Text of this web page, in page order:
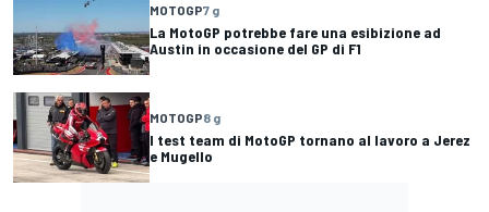
MOTOGP7 g
La MotoGP potrebbe fare una esibizione ad
Austin in occasione del GP di F1
MOTOGP8 g
I test team di MotoGP tornano al lavoro a Jerez
e Mugello